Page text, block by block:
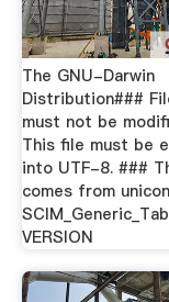
The GNU-Darwin
Distribution###
must not be
This file must be
into UTF-8. ###
comes from
VERSION